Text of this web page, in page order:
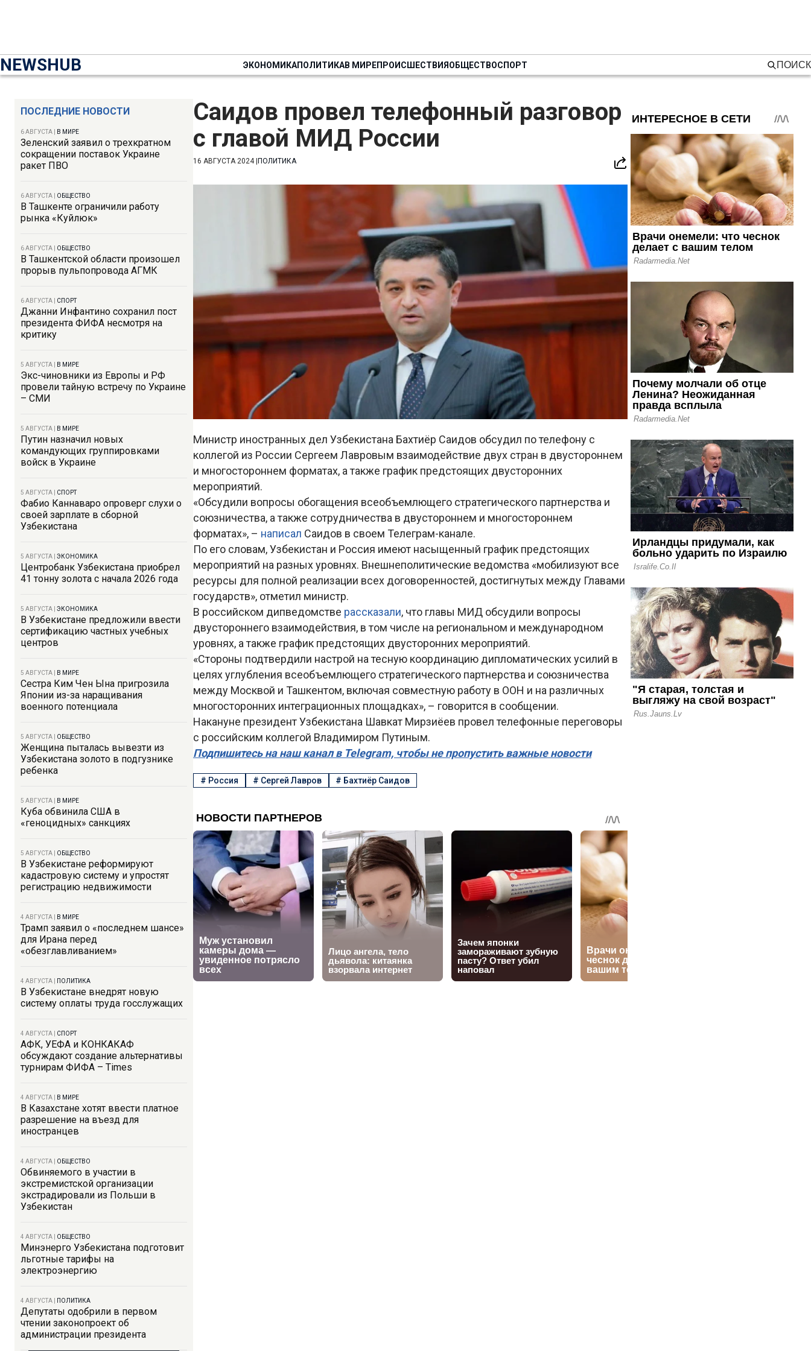
NEWSHUB ЭКОНОМИКАПОЛИТИКАВ МИРЕПРОИСШЕСТВИЯОБЩЕСТВОСПОРТ ПОИСК
ПОСЛЕДНИЕ НОВОСТИ
6 АВГУСТА В МИРЕ
Зеленский заявил о трехкратном
сокращении поставок Украине
ракет ПВО
6 АВГУСТА ОБЩЕСТВО
В Ташкенте ограничили работу
рынка «Куйлюк»
6 АВГУСТА ОБЩЕСТВО
В Ташкентской области произошел
прорыв пульпопровода АГМК
6 АВГУСТА СПОРТ
Джанни Инфантино сохранил пост
президента ФИФА несмотря на
критику
5 АВГУСТА В МИРЕ
Экс-чиновники из Европы и РФ
провели тайную встречу по Украине
– СМИ
5 АВГУСТА В МИРЕ
Путин назначил новых
командующих группировками
войск в Украине
5 АВГУСТА СПОРТ
Фабио Каннаваро опроверг слухи о
своей зарплате в сборной
Узбекистана
5 АВГУСТА ЭКОНОМИКА
Центробанк Узбекистана приобрел
41 тонну золота с начала 2026 года
5 АВГУСТА ЭКОНОМИКА
В Узбекистане предложили ввести
сертификацию частных учебных
центров
5 АВГУСТА В МИРЕ
Сестра Ким Чен Ына пригрозила
Японии из-за наращивания
военного потенциала
5 АВГУСТА ОБЩЕСТВО
Женщина пыталась вывезти из
Узбекистана золото в подгузнике
ребенка
5 АВГУСТА В МИРЕ
Куба обвинила США в
«геноцидных» санкциях
5 АВГУСТА ОБЩЕСТВО
В Узбекистане реформируют
кадастровую систему и упростят
регистрацию недвижимости
4 АВГУСТА В МИРЕ
Трамп заявил о «последнем шансе»
для Ирана перед
«обезглавливанием»
4 АВГУСТА ПОЛИТИКА
В Узбекистане внедрят новую
систему оплаты труда госслужащих
4 АВГУСТА СПОРТ
АФК, УЕФА и КОНКАКАФ
обсуждают создание альтернативы
турнирам ФИФА – Times
4 АВГУСТА В МИРЕ
В Казахстане хотят ввести платное
разрешение на въезд для
иностранцев
4 АВГУСТА ОБЩЕСТВО
Обвиняемого в участии в
экстремистской организации
экстрадировали из Польши в
Узбекистан
4 АВГУСТА ОБЩЕСТВО
Минэнерго Узбекистана подготовит
льготные тарифы на
электроэнергию
4 АВГУСТА ПОЛИТИКА
Депутаты одобрили в первом
чтении законопроект об
администрации президента
Саидов провел телефонный разговор
с главой МИД России
16 АВГУСТА 2024| ПОЛИТИКА
Министр иностранных дел Узбекистана Бахтиёр Саидов обсудил по телефону с
коллегой из России Сергеем Лавровым взаимодействие двух стран в двустороннем
и многостороннем форматах, а также график предстоящих двусторонних
мероприятий.
«Обсудили вопросы обогащения всеобъемлющего стратегического партнерства и
союзничества, а также сотрудничества в двустороннем и многостороннем
форматах», – написал Саидов в своем Телеграм-канале.
По его словам, Узбекистан и Россия имеют насыщенный график предстоящих
мероприятий на разных уровнях. Внешнеполитические ведомства «мобилизуют все
ресурсы для полной реализации всех договоренностей, достигнутых между Главами
государств», отметил министр.
В российском дипведомстве рассказали, что главы МИД обсудили вопросы
двустороннего взаимодействия, в том числе на региональном и международном
уровнях, а также график предстоящих двусторонних мероприятий.
«Стороны подтвердили настрой на тесную координацию дипломатических усилий в
целях углубления всеобъемлющего стратегического партнерства и союзничества
между Москвой и Ташкентом, включая совместную работу в ООН и на различных
многосторонних интеграционных площадках», – говорится в сообщении.
Накануне президент Узбекистана Шавкат Мирзиёев провел телефонные переговоры
с российским коллегой Владимиром Путиным.
Подпишитесь на наш канал в Telegram, чтобы не пропустить важные новости
# Россия # Сергей Лавров # Бахтиёр Саидов